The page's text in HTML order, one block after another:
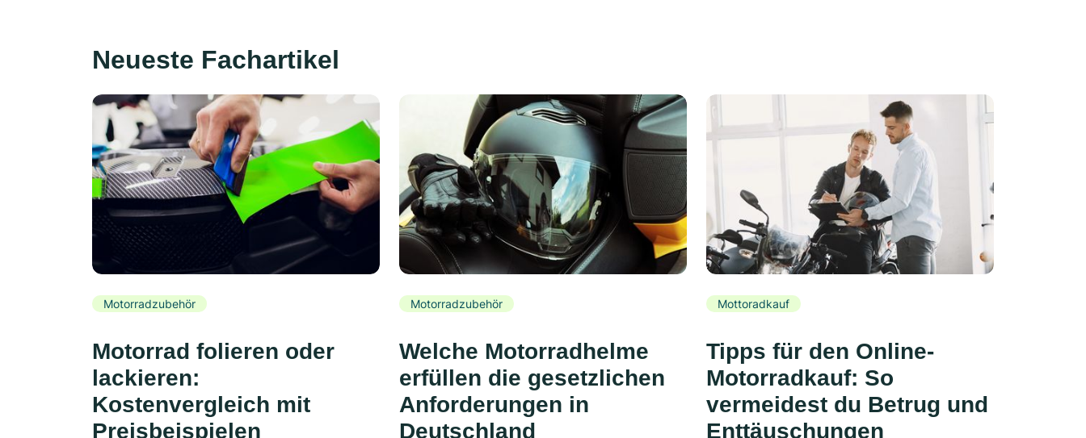
Neueste Fachartikel
Motorradzubehör
Motorrad folieren oder
lackieren:
Kostenvergleich mit
Preisbeispielen
Motorradzubehör
Welche Motorradhelme
erfüllen die gesetzlichen
Anforderungen in
Deutschland
Mottoradkauf
Tipps für den Online-
Motorradkauf: So
vermeidest du Betrug und
Enttäuschungen